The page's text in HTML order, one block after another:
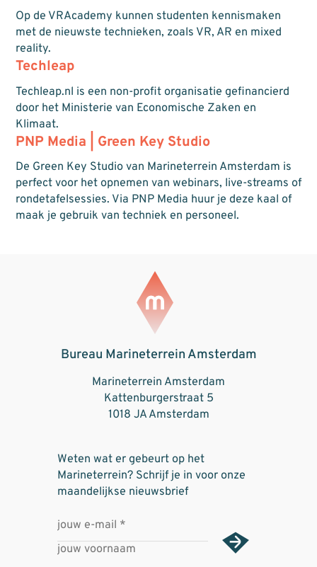
Op de VRAcademy kunnen studenten kennismaken
met de nieuwste technieken, zoals VR, AR en mixed
reality.
Techleap
Techleap.nl is een non-profit organisatie gefinancierd
door het Ministerie van Economische Zaken en
Klimaat.
PNP Media | Green Key Studio
De Green Key Studio van Marineterrein Amsterdam is
perfect voor het opnemen van webinars, live-streams of
rondetafelsessies. Via PNP Media huur je deze kaal of
maak je gebruik van techniek en personeel.
Bureau Marineterrein Amsterdam
Marineterrein Amsterdam
Kattenburgerstraat 5
1018 JA Amsterdam
Weten wat er gebeurt op het
Marineterrein? Schrijf je in voor onze
maandelijkse nieuwsbrief